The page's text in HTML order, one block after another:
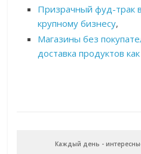
Призрачный фуд-трак
крупному бизнесу,
Магазины без
доставка продуктов
Каждый день -